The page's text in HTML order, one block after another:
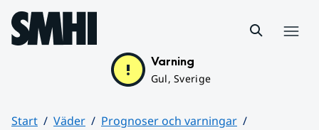
Hoppa till sidans innehåll
Varning
Gul, Sverige
Start Väder
Prognoser och varningar